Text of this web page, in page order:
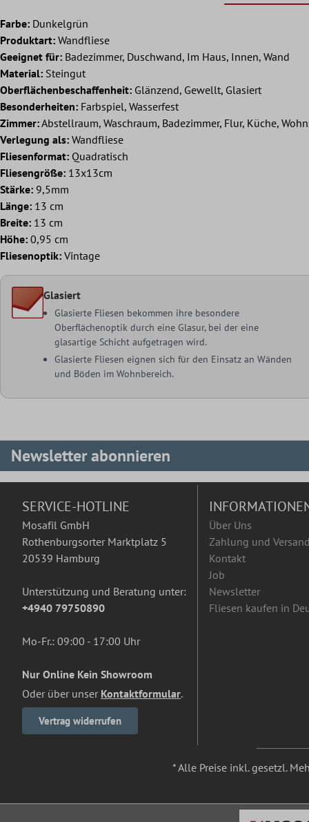
Farbe: Dunkelgrün
Produktart: Wandfliese
Geeignet für: Badezimmer, Duschwand, Im Haus, Innen, Wand
Material: Steingut
Oberflächenbeschaffenheit: Glänzend, Gewellt, Glasiert
Besonderheiten: Farbspiel, Wasserfest
Zimmer:Abstellraum, Waschraum, Badezimmer, Flur, Küche,
Verlegung als: Wandfliese
Fliesenformat: Quadratisch
Fliesengröße: 13x13cm
Stärke: 9,5mm
Länge: 13 cm
Breite: 13 cm
Höhe: 0,95 cm
Fliesenoptik: Vintage
Glasiert
Glasierte Fliesen bekommen ihre besondere
Oberflächenoptik durch eine Glasur, bei der eine
glasartige Schicht aufgetragen wird.
Glasierte Fliesen eignen sich für den Einsatz an Wänden
und Böden im Wohnbereich.
Newsletter abonnieren
SERVICE-HOTLINE
Mosafil GmbH
Rothenburgsorter Marktplatz 5
20539 Hamburg
Unterstützung und Beratung unter:
+4940 79750890
Mo-Fr.: 09:00 - 17:00 Uhr
Nur Online Kein Showroom
Oder über unser Kontaktformular.
Vertrag widerrufen
Über Uns
Zahlung und Versand
Kontakt
Job
Newsletter
Fliesen kaufen in
* Alle Preise inkl. gesetzl.